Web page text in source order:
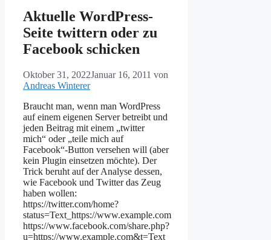
Aktuelle WordPress-
Seite twittern oder zu
Facebook schicken
Oktober 31, 2022Januar 16, 2011 von
Andreas Winterer
Braucht man, wenn man WordPress
auf einem eigenen Server betreibt und
jeden Beitrag mit einem „twitter
mich“ oder „teile mich auf
Facebook“-Button versehen will (aber
kein Plugin einsetzen möchte). Der
Trick beruht auf der Analyse dessen,
wie Facebook und Twitter das Zeug
haben wollen:
https://twitter.com/home?
status=Text_https://www.example.com
https://www.facebook.com/share.php?
u=https://www.example.com&t=Text